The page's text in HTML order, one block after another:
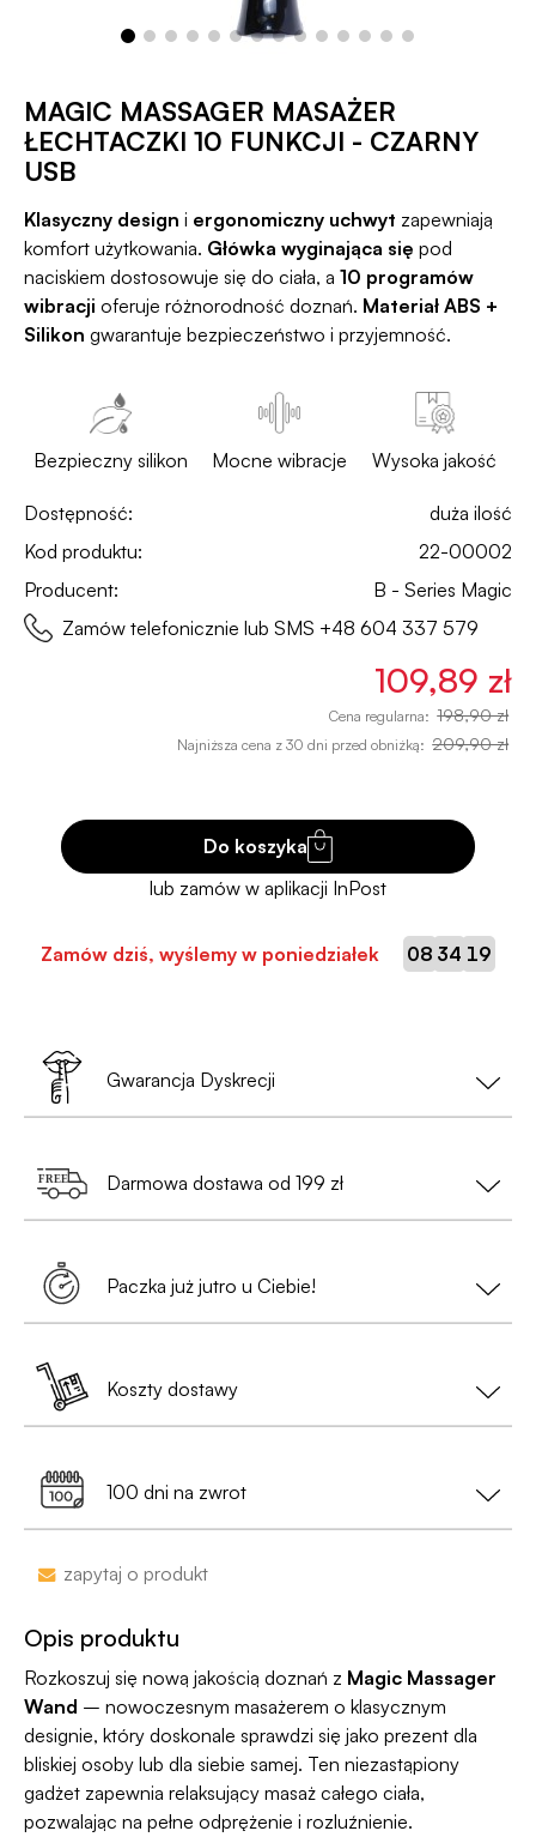
MAGIC MASSAGER MASAŻER
ŁECHTACZKI 10 FUNKCJI - CZARNY
USB
Klasyczny design i ergonomiczny uchwyt zapewniają
komfort użytkowania. Główka wyginająca się pod
naciskiem dostosowuje się do ciała, a 10 programów
wibracji oferuje różnorodność doznań. Materiał ABS +
Silikon gwarantuje bezpieczeństwo i przyjemność.
Bezpieczny silikon Mocne wibracje Wysoka jakość
Dostępność:
duża ilość
Kod produktu:
22-00002
Producent:
B - Series Magic
Zamów telefonicznie lub SMS +48 604 337 579
109,89 zł
Cena regularna: 198,90 zł
Najniższa cena z 30 dni przed obniżką: 209,90 zł
Do koszyka
Zamów dziś, wyślemy w poniedziałek 08 34 18
Gwarancja Dyskrecji
•
•Paczka będzie całkowicie anonimowa,
• Na etykiecie znajdzie sięneutralny nadawca,
Dyskrecji — jeśli ją naruszymy, zwrócimy Ci
Darmowa dostawa od 199 zł
dostawą
. Szybko, wygodnie i bez
dodatkowych warunków.
Paczka już jutro u Ciebie!
samego dnia (w dni robocze).
Jest już po 13:00? Zamów teraz – wyślemy w
Koszty dostawy
przy zamówieniu za min. 199 zł
100 dni na zwrot
100 dni na zwrot. Sam proces jesy niezwykle
programu Wygodne Zwroty®
zapytaj o produkt
Opis produktu
Rozkoszuj się nową jakością doznań z Magic Massager
Wand – nowoczesnym masażerem o klasycznym
designie, który doskonale sprawdzi się jako prezent dla
bliskiej osoby lub dla siebie samej. Ten niezastąpiony
gadżet zapewnia relaksujący masaż całego ciała,
pozwalając na pełne odprężenie i rozluźnienie.